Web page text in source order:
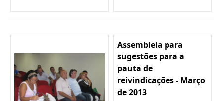
Assembleia para
sugestões para a
pauta de
reivindicações - Março
de 2013